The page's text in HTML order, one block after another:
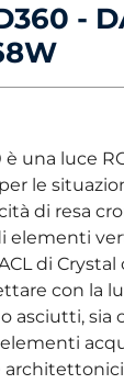
-
è una luce
le
di resa
elementi
di
con la
asciutti, sia